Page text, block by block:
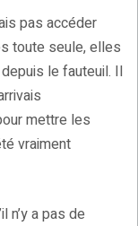
pas accéder
toute seule, elles
le fauteuil. Il
mettre les
vraiment
n’y a pas de